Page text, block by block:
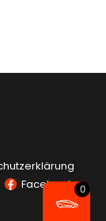
Facebook